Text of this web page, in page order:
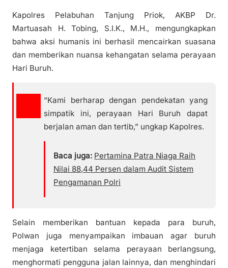
Kapolres Pelabuhan Tanjung Priok, AKBP Dr.
Martuasah H. Tobing, S.I.K., M.H., mengungkapkan
bahwa aksi humanis ini berhasil mencairkan suasana
dan memberikan nuansa kehangatan selama perayaan
Hari Buruh.
“Kami berharap dengan pendekatan yang
simpatik ini, perayaan Hari Buruh dapat
berjalan aman dan tertib,” ungkap Kapolres.
Baca juga: Pertamina Patra Niaga Raih
Nilai 88,44 Persen dalam Audit Sistem
Pengamanan Polri
Selain memberikan bantuan kepada para buruh,
Polwan juga menyampaikan imbauan agar buruh
menjaga ketertiban selama perayaan berlangsung,
menghormati pengguna jalan lainnya, dan menghindari